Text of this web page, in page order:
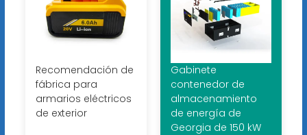
Recomendación de
fábrica para
armarios eléctricos
de exterior
Gabinete
contenedor de
almacenamiento
de energía de
Georgia de 150 kW